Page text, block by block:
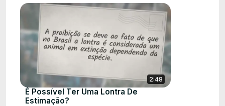
2:48
É Possível Ter Uma Lontra De
Estimação?